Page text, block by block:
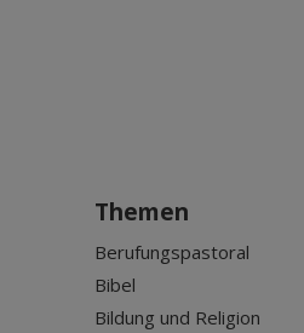
Themen
Berufungspastoral
Bibel
Bildung und Religion